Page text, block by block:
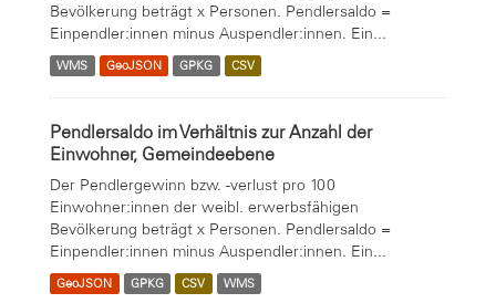
Bevölkerung beträgt x Personen. Pendlersaldo =
Einpendler:innen minus Auspendler:innen. Ein...
WMS GeoJSON GPKG CSV
Pendlersaldo im Verhältnis zur Anzahl der
Einwohner, Gemeindeebene
Der Pendlergewinn bzw. -verlust pro 100
Einwohner:innen der weibl. erwerbsfähigen
Bevölkerung beträgt x Personen. Pendlersaldo =
Einpendler:innen minus Auspendler:innen. Ein...
GeoJSON GPKG CSV WMS